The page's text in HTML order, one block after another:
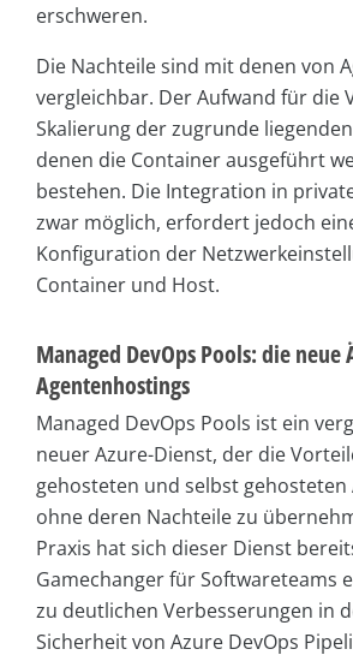
erschweren.
Die Nachteile sind mit denen von
vergleichbar. Der Aufwand für die
Skalierung der zugrunde
denen die Container ausgeführt
bestehen. Die Integration in
zwar möglich, erfordert jedoch
Konfiguration der
Container und Host.
Managed DevOps Pools: die neue
Agentenhostings
Managed DevOps Pools ist ein
neuer Azure-Dienst, der die
gehosteten und selbst gehosteten
ohne deren Nachteile zu
Praxis hat sich dieser Dienst
Gamechanger für Softwareteams
zu deutlichen Verbesserungen in
Sicherheit von Azure DevOps